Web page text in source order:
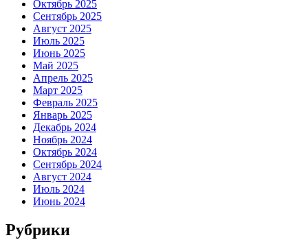
Октябрь 2025
Сентябрь 2025
Август 2025
Июль 2025
Июнь 2025
Май 2025
Апрель 2025
Март 2025
Февраль 2025
Январь 2025
Декабрь 2024
Ноябрь 2024
Октябрь 2024
Сентябрь 2024
Август 2024
Июль 2024
Июнь 2024
Рубрики